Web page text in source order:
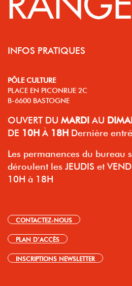
INFOS PRATIQUES
PÔLE CULTURE
PLACE EN PICONRUE 2C
B-6600 BASTOGNE
OUVERT DU MARDI AU
DE 10H À 18H Dernière
Les permanences du bureau
déroulent les JEUDIS et
10H à 18H
CONTACTEZ-NOUS
PLAN D’ACCÈS
INSCRIPTIONS NEWSLETTER